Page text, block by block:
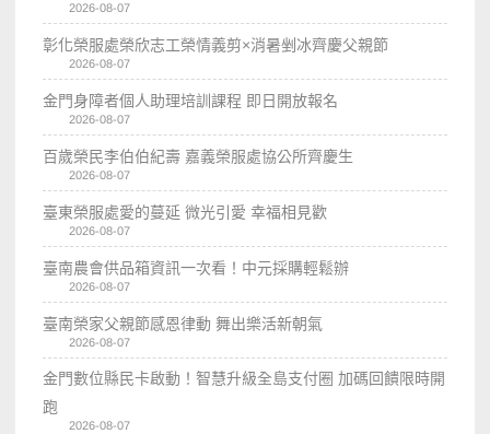
2026-08-07
彰化榮服處榮欣志工榮情義剪×消暑剉冰齊慶父親節
2026-08-07
金門身障者個人助理培訓課程 即日開放報名
2026-08-07
百歲榮民李伯伯紀壽 嘉義榮服處協公所齊慶生
2026-08-07
臺東榮服處愛的蔓延 微光引愛 幸福相見歡
2026-08-07
臺南農會供品箱資訊一次看！中元採購輕鬆辦
2026-08-07
臺南榮家父親節感恩律動 舞出樂活新朝氣
2026-08-07
金門數位縣民卡啟動！智慧升級全島支付圈 加碼回饋限時開
跑
2026-08-07